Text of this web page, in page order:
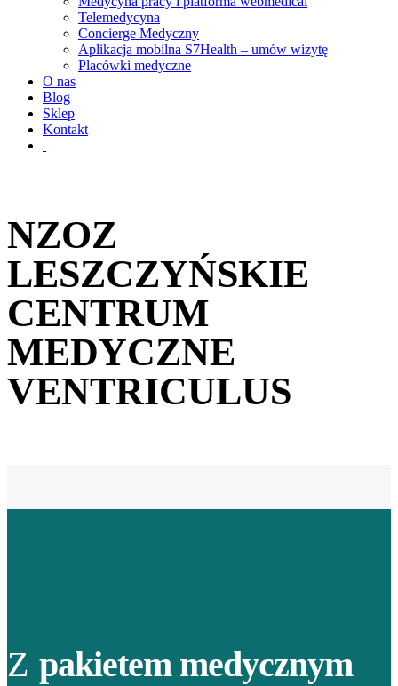
Telemedycyna
Concierge Medyczny
Aplikacja mobilna S7Health – umów wizytę
Placówki medyczne
O nas
Blog
Sklep
Kontakt
NZOZ
LESZCZYŃSKIE
CENTRUM
MEDYCZNE
VENTRICULUS
Z pakietem medycznym